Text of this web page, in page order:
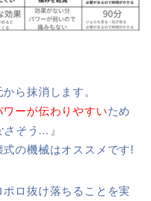
ら抹消します。
ーが伝わりやすいため
さそう… 』
の機械はオススメです!
ロ抜け落ちることを実